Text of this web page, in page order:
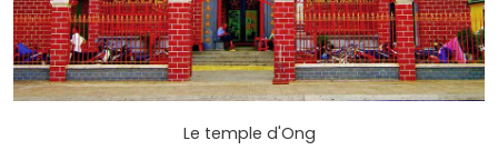
Le temple d'Ong